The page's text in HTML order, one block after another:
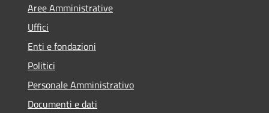
Aree Amministrative
Uffici
Enti e fondazioni
Politici
Personale Amministrativo
Documenti e dati